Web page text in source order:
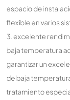
espacio de
flexible en varios
3. excelente
baja temperatura
garantizar un
de baja
tratamiento